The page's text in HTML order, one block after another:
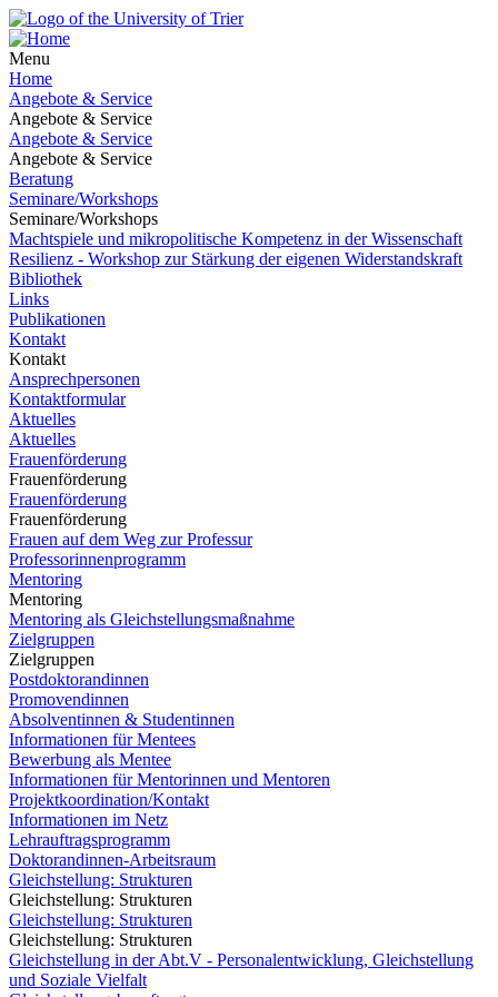
Menu
Home
Angebote & Service
Angebote & Service
Angebote & Service
Angebote & Service
Beratung
Seminare/Workshops
Seminare/Workshops
Machtspiele und mikropolitische Kompetenz in der Wissenschaft
Resilienz - Workshop zur Stärkung der eigenen Widerstandskraft
Bibliothek
Links
Publikationen
Kontakt
Kontakt
Ansprechpersonen
Kontaktformular
Aktuelles
Aktuelles
Frauenförderung
Frauenförderung
Frauenförderung
Frauenförderung
Frauen auf dem Weg zur Professur
Professorinnenprogramm
Mentoring
Mentoring
Mentoring als Gleichstellungsmaßnahme
Zielgruppen
Zielgruppen
Postdoktorandinnen
Promovendinnen
Absolventinnen & Studentinnen
Informationen für Mentees
Bewerbung als Mentee
Informationen für Mentorinnen und Mentoren
Projektkoordination/Kontakt
Informationen im Netz
Lehrauftragsprogramm
Doktorandinnen-Arbeitsraum
Gleichstellung: Strukturen
Gleichstellung: Strukturen
Gleichstellung: Strukturen
Gleichstellung: Strukturen
Gleichstellung in der Abt.V - Personalentwicklung, Gleichstellung
und Soziale Vielfalt